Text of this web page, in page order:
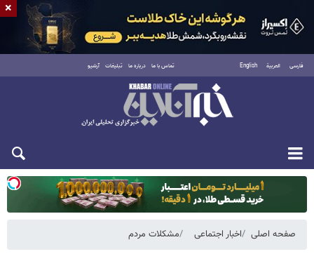
فارسی العربية English تماس با ما درباره ما تبلیغات آرشیو
دوشنبه ۱۹ مرداد ۱۴۰۵
صفحه اصلی اخبار اجتماعی مشکلات مردم
×